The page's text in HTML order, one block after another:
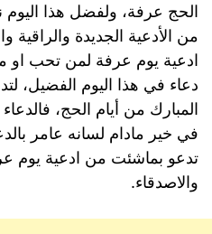
الحج عرفة، ولفضل هذا
من الأدعية الجديدة والراقية
ادعية يوم عرفة لمن تحب او
دعاء في هذا اليوم الفضيل،
المبارك من أيام الحج، فالدعاء
في خير مادام لسانه عامر
تدعو بماشئت من ادعية يوم
والاصدقاء.